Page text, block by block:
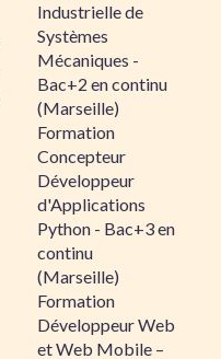
Industrielle de
Systèmes
Mécaniques -
Bac+2 en continu
(Marseille)
Formation
Concepteur
Développeur
d'Applications
Python - Bac+3 en
continu
(Marseille)
Formation
Développeur Web
et Web Mobile –